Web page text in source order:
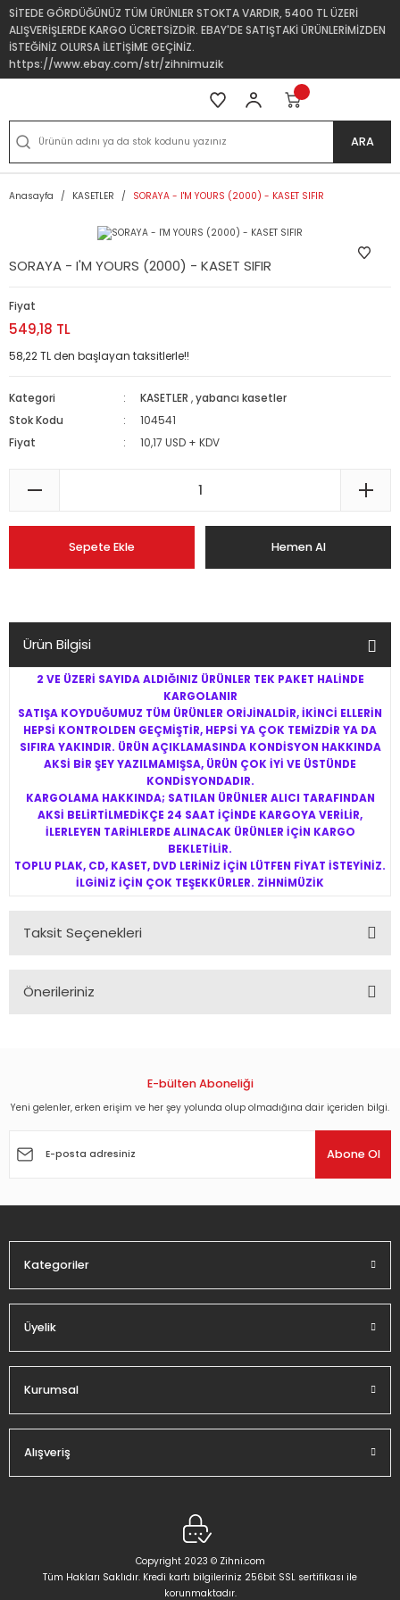
SİTEDE GÖRDÜĞÜNÜZ TÜM ÜRÜNLER STOKTA VARDIR, 5400 TL ÜZERİ
ALIŞVERİŞLERDE KARGO ÜCRETSİZDİR. EBAY'DE SATIŞTAKİ ÜRÜNLERİMİZDEN
İSTEĞİNİZ OLURSA İLETİŞİME GEÇİNİZ.
https://www.ebay.com/str/zihnimuzik
ARA
Anasayfa KASETLER SORAYA - I'M YOURS (2000) - KASET SIFIR
SORAYA - I'M YOURS (2000) - KASET SIFIR
Fiyat
549,18 TL
58,22 TL den başlayan taksitlerle!!
Kategori KASETLER ,yabancı kasetler
Stok Kodu
104541
Fiyat
10,17 USD + KDV
Sepete Ekle Hemen Al
Ürün Bilgisi
2 VE ÜZERİ SAYIDA ALDIĞINIZ ÜRÜNLER TEK PAKET HALİNDE
KARGOLANIR
SATIŞA KOYDUĞUMUZ TÜM ÜRÜNLER ORİJİNALDİR, İKİNCİ ELLERİN
HEPSİ KONTROLDEN GEÇMİŞTİR, HEPSİ YA ÇOK TEMİZDİR YA DA
SIFIRA YAKINDIR. ÜRÜN AÇIKLAMASINDA KONDİSYON HAKKINDA
AKSİ BİR ŞEY YAZILMAMIŞSA, ÜRÜN ÇOK İYİ VE ÜSTÜNDE
KONDİSYONDADIR.
KARGOLAMA HAKKINDA; SATILAN ÜRÜNLER ALICI TARAFINDAN
AKSİ BELİRTİLMEDİKÇE 24 SAAT İÇİNDE KARGOYA VERİLİR,
İLERLEYEN TARİHLERDE ALINACAK ÜRÜNLER İÇİN KARGO
BEKLETİLİR.
TOPLU PLAK, CD, KASET, DVD LERİNİZ İÇİN LÜTFEN FİYAT İSTEYİNİZ.
İLGİNİZ İÇİN ÇOK TEŞEKKÜRLER. ZİHNİMÜZİK
Taksit Seçenekleri
Önerileriniz
Görüş ve önerileriniz için teşekkür ederiz.
Ürün açıklamasında eksik bilgiler bulunuyor.
E-bülten Aboneliği
Yeni gelenler, erken erişim ve her şey yolunda olup olmadığına dair içeriden bilgi.
Abone Ol
Kategoriler
Üyelik
Kurumsal
Alışveriş
Copyright 2023 © Zihni.com
Tüm Hakları Saklıdır. Kredi kartı bilgileriniz 256bit SSL sertifikası ile
korunmaktadır.